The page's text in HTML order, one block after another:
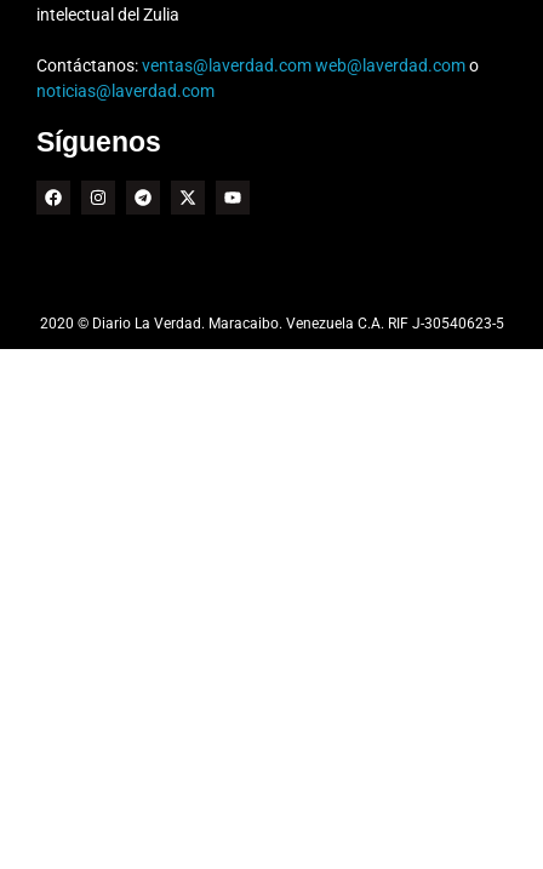
intelectual del Zulia
Contáctanos:ventas@laverdad.comweb@laverdad.como
noticias@laverdad.com
Síguenos
2020 © Diario La Verdad. Maracaibo. Venezuela C.A. RIF J-30540623-5